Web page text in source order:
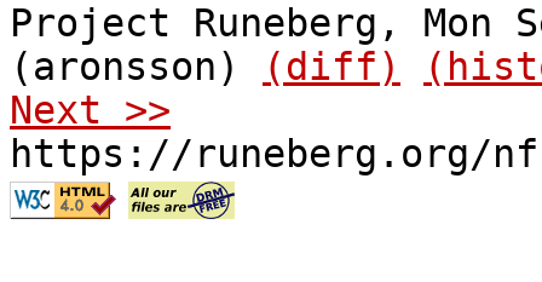
Project Runeberg, Mon
(aronsson)
(diff)
Next >>
https://runeberg.org/